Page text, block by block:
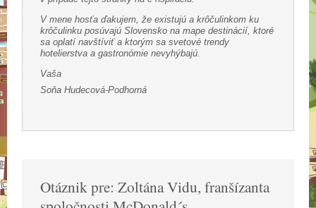
V mene hosťa ďakujem, že existujú a krôčulinkom ku
krôčulinku posúvajú Slovensko na mape destinácií, ktoré
sa oplatí navštíviť a ktorým sa svetové trendy
hotelierstva a gastronómie nevyhýbajú.
Vaša
Soňa Hudecová-Podhorná
Otáznik pre: Zoltána Vidu, franšízanta